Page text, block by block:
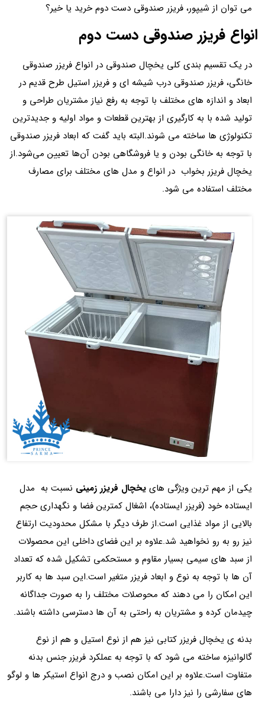
می توان از شیپور، فریزر صندوقی دست دوم خرید یا خیر؟
انواع فریزر صندوقی دست دوم
در یک تقسیم بندی کلی یخچال صندوقی در انواع فریزر صندوقی
خانگی، فریزر صندوقی درب شیشه ای و فریزر استیل طرح قدیم در
ابعاد و اندازه های مختلف با توجه به رفع نیاز مشتریان طراحی و
تولید شده با به کارگیری از بهترین قطعات و مواد اولیه و جدیدترین
تکنولوژی ها ساخته می شوند.البته باید گفت که ابعاد فریزر صندوقی
با توجه به خانگی بودن و یا فروشگاهی بودن آن‌ها تعیین می‌شود.از
یخچال فریزر بخواب در انواع و مدل های مختلف برای مصارف
مختلف استفاده می شود.
یکی از مهم ترین ویژگی های یخچال فریزر زمینی نسبت به مدل
ایستاده خود (فریزر ایستاده)، اشغال کمترین فضا و نگهداری حجم
بالایی از مواد غذایی است.از طرف دیگر با مشکل محدودیت ارتفاع
نیز رو به رو نخواهید شد.علاوه بر این فضای داخلی این محصولات
از سبد های سیمی بسیار مقاوم و مستحکمی تشکیل شده که تعداد
آن ها با توجه به نوع و ابعاد فریزر متغیر است.این سبد ها به کاربر
این امکان را می دهند که محوصلات مختلف را به صورت جداگانه
چیدمان کرده و مشتریان به راحتی به آن ها دسترسی داشته باشند.
بدنه ی یخچال فریزر کتابی نیز هم از نوع استیل و هم از نوع
گالوانیزه ساخته می شود که با توجه به عملکرد فریزر جنس بدنه
متفاوت است.علاوه بر این امکان نصب و درج انواع استیکر ها و لوگو
های سفارشی را نیز دارا می باشند.